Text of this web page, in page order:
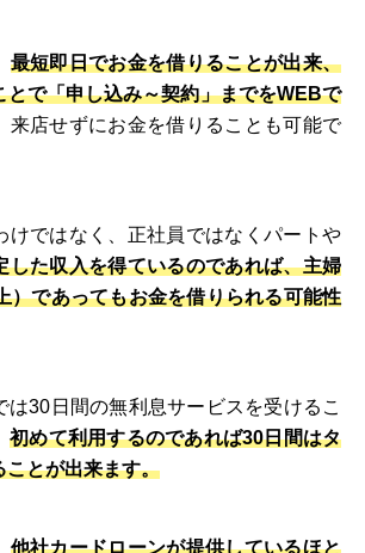
最短即日でお金を借りることが出来、
とで「申し込み～契約」までをWEBで
来店せずにお金を借りることも可能で
けではなく、正社員ではなくパートや
した収入を得ているのであれば、主婦
）であってもお金を借りられる可能性
は30日間の無利息サービスを受けるこ
初めて利用するのであれば30日間はタ
ことが出来ます。
他社カードローンが提供しているほと